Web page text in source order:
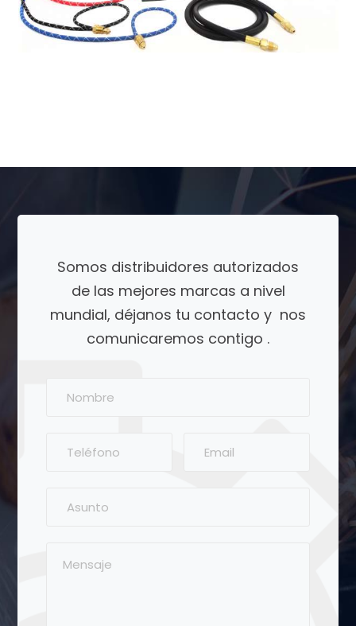
Somos distribuidores autorizados
de las mejores marcas a nivel
mundial, déjanos tu contacto y nos
comunicaremos contigo .